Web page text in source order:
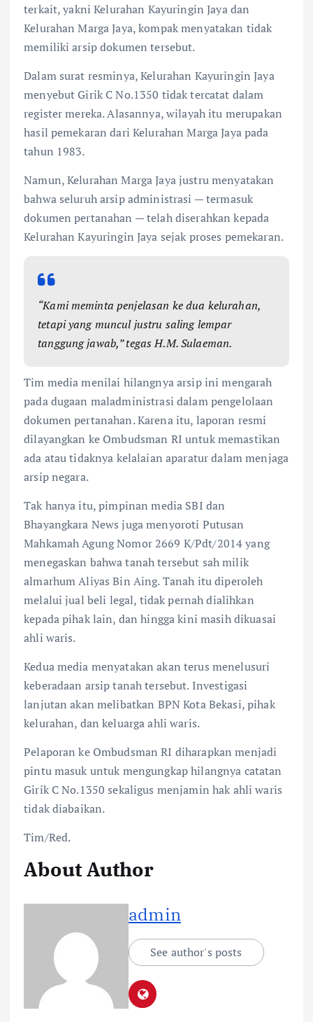
terkait, yakni Kelurahan Kayuringin Jaya dan
Kelurahan Marga Jaya, kompak menyatakan tidak
memiliki arsip dokumen tersebut.
Dalam surat resminya, Kelurahan Kayuringin Jaya
menyebut Girik C No.1350 tidak tercatat dalam
register mereka. Alasannya, wilayah itu merupakan
hasil pemekaran dari Kelurahan Marga Jaya pada
tahun 1983.
Namun, Kelurahan Marga Jaya justru menyatakan
bahwa seluruh arsip administrasi — termasuk
dokumen pertanahan — telah diserahkan kepada
Kelurahan Kayuringin Jaya sejak proses pemekaran.
“Kami meminta penjelasan ke dua kelurahan,
tetapi yang muncul justru saling lempar
tanggung jawab,” tegas H.M. Sulaeman.
Tim media menilai hilangnya arsip ini mengarah
pada dugaan maladministrasi dalam pengelolaan
dokumen pertanahan. Karena itu, laporan resmi
dilayangkan ke Ombudsman RI untuk memastikan
ada atau tidaknya kelalaian aparatur dalam menjaga
arsip negara.
Tak hanya itu, pimpinan media SBI dan
Bhayangkara News juga menyoroti Putusan
Mahkamah Agung Nomor 2669 K/Pdt/2014 yang
menegaskan bahwa tanah tersebut sah milik
almarhum Aliyas Bin Aing. Tanah itu diperoleh
melalui jual beli legal, tidak pernah dialihkan
kepada pihak lain, dan hingga kini masih dikuasai
ahli waris.
Kedua media menyatakan akan terus menelusuri
keberadaan arsip tanah tersebut. Investigasi
lanjutan akan melibatkan BPN Kota Bekasi, pihak
kelurahan, dan keluarga ahli waris.
Pelaporan ke Ombudsman RI diharapkan menjadi
pintu masuk untuk mengungkap hilangnya catatan
Girik C No.1350 sekaligus menjamin hak ahli waris
tidak diabaikan.
Tim/Red.
About Author
admin
See author's posts